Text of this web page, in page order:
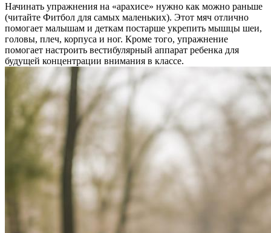
Начинать упражнения на «арахисе» нужно как можно раньше
(читайте Фитбол для самых маленьких). Этот мяч отлично
помогает малышам и деткам постарше укрепить мышцы шеи,
головы, плеч, корпуса и ног. Кроме того, упражнение
помогает настроить вестибулярный аппарат ребенка для
будущей концентрации внимания в классе.